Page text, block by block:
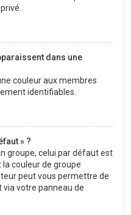
dans une
couleur aux membres
identifiables.
» ?
groupe, celui par défaut est
couleur de groupe
peut vous permettre de
votre panneau de